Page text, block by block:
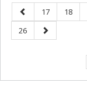
Page
précédente
Page
17 Page
18
Page
26
Page
suivante